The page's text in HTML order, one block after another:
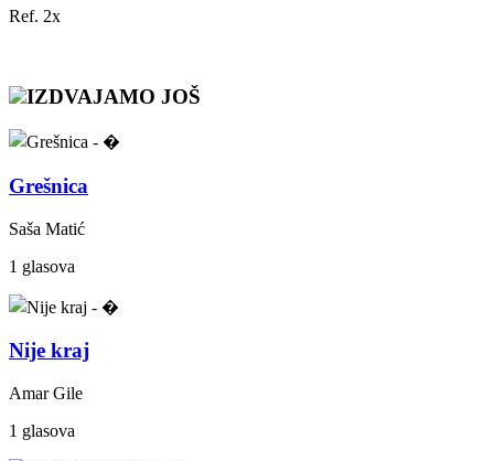
Ref. 2x
IZDVAJAMO JOŠ
Grešnica
Saša Matić
1 glasova
Nije kraj
Amar Gile
1 glasova